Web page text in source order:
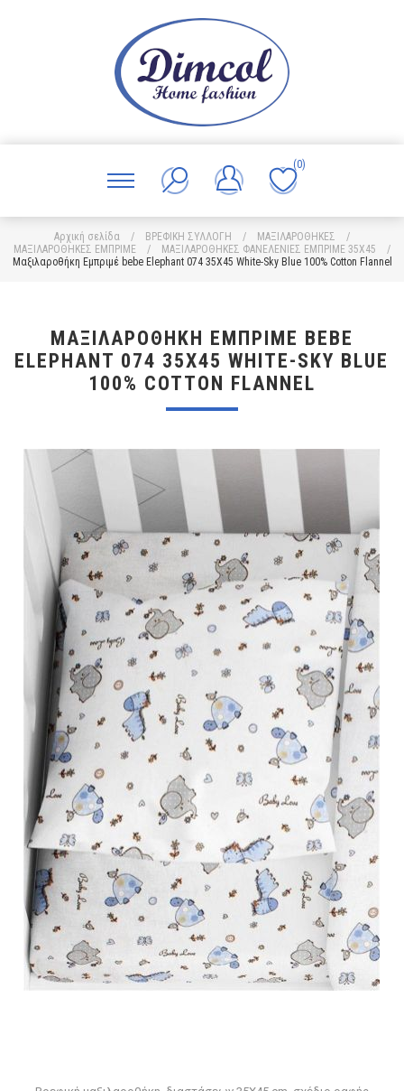
(0)
Αρχική σελίδα / ΒΡΕΦΙΚΗ ΣΥΛΛΟΓΗ / ΜΑΞΙΛΑΡΟΘΗΚΕΣ
/
ΜΑΞΙΛΑΡΟΘΗΚΕΣ ΕΜΠΡΙΜΕ
/ ΜΑΞΙΛΑΡΟΘΗΚΕΣ ΦΑΝΕΛΕΝΙΕΣ ΕΜΠΡΙΜΕ 35X45
/
Μαξιλαροθήκη Εμπριμέ bebe Elephant 074 35X45 White-Sky Blue 100% Cotton Flannel
ΜΑΞΙΛΑΡΟΘΉΚΗ ΕΜΠΡΙΜΈ BEBE
ELEPHANT 074 35X45 WHITE-SKY BLUE
100% COTTON FLANNEL